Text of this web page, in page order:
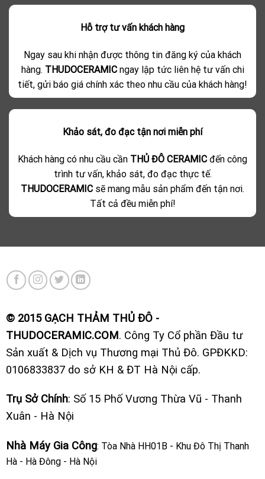
Hỗ trợ tư vấn khách hàng
Ngay sau khi nhận được thông tin đăng ký của khách
hàng. THUDOCERAMICngay lập tức liên hệ tư vấn chi
tiết, gửi báo giá chính xác theo nhu cầu của khách hàng!
Khảo sát, đo đạc tận nơi miễn phí
Khách hàng có nhu cầu cần THỦ ĐÔ CERAMIC đến công
trình tư vấn, khảo sát, đo đạc thực tế.
THUDOCERAMIC sẽ mang mẫu sản phẩm đến tận nơi.
Tất cả đều miễn phí!
© 2015 GẠCH THẢM THỦ ĐÔ -
THUDOCERAMIC.COM. Công Ty Cổ phần Đầu tư
Sản xuất & Dịch vụ Thương mại Thủ Đô. GPĐKKD:
0106833837 do sở KH & ĐT Hà Nội cấp.
Trụ Sở Chính: Số 15 Phố Vương Thừa Vũ - Thanh
Xuân - Hà Nội
Nhà Máy Gia Công: Tòa Nhà HH01B - Khu Đô Thị Thanh
Hà - Hà Đông - Hà Nội